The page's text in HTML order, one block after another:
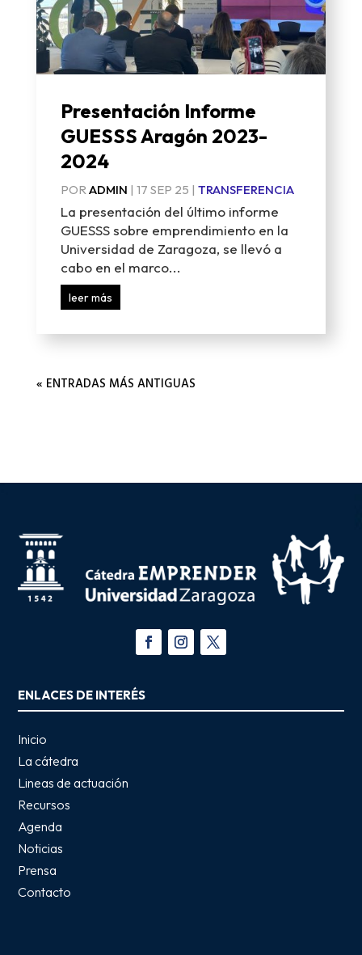
Presentación Informe
GUESSS Aragón 2023-
2024
PORADMIN | 17 SEP 25 | TRANSFERENCIA
La presentación del último informe
GUESSS sobre emprendimiento en la
Universidad de Zaragoza, se llevó a
cabo en el marco...
leer más
« ENTRADAS MÁS ANTIGUAS
ENLACES DE INTERÉS
Inicio
La cátedra
Lineas de actuación
Recursos
Agenda
Noticias
Prensa
Contacto